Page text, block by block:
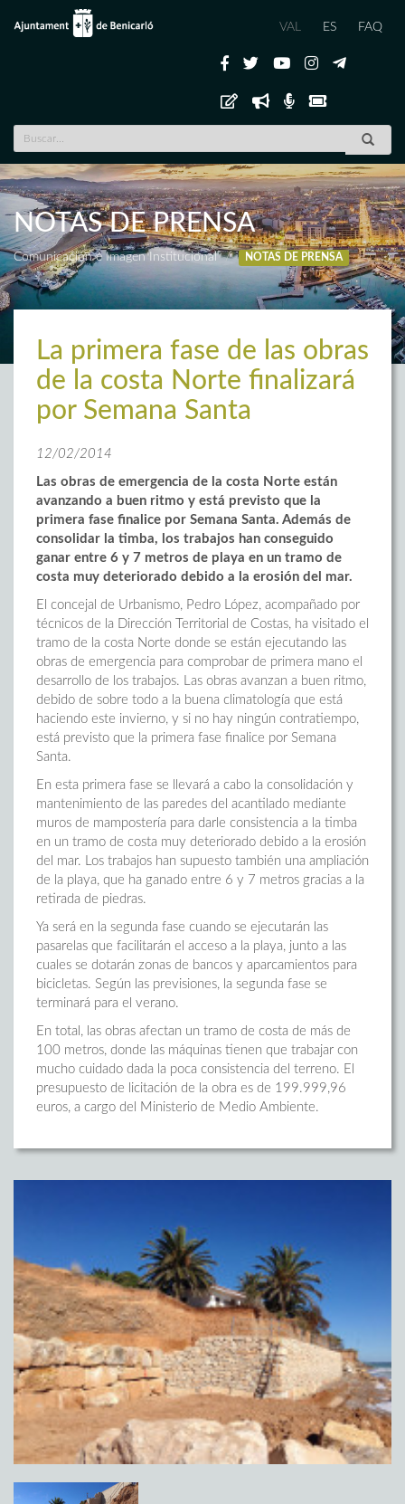
VAL ES FAQ
NOTAS DE PRENSA
Comunicación e Imagen Institucional NOTAS DE PRENSA
La primera fase de las obras
de la costa Norte finalizará
por Semana Santa
12/02/2014
Las obras de emergencia de la costa Norte están
avanzando a buen ritmo y está previsto que la
primera fase finalice por Semana Santa. Además de
consolidar la timba, los trabajos han conseguido
ganar entre 6 y 7 metros de playa en un tramo de
costa muy deteriorado debido a la erosión del mar.
El concejal de Urbanismo, Pedro López, acompañado por
técnicos de la Dirección Territorial de Costas, ha visitado el
tramo de la costa Norte donde se están ejecutando las
obras de emergencia para comprobar de primera mano el
desarrollo de los trabajos. Las obras avanzan a buen ritmo,
debido de sobre todo a la buena climatología que está
haciendo este invierno, y si no hay ningún contratiempo,
está previsto que la primera fase finalice por Semana
Santa.
En esta primera fase se llevará a cabo la consolidación y
mantenimiento de las paredes del acantilado mediante
muros de mampostería para darle consistencia a la timba
en un tramo de costa muy deteriorado debido a la erosión
del mar. Los trabajos han supuesto también una ampliación
de la playa, que ha ganado entre 6 y 7 metros gracias a la
retirada de piedras.
Ya será en la segunda fase cuando se ejecutarán las
pasarelas que facilitarán el acceso a la playa, junto a las
cuales se dotarán zonas de bancos y aparcamientos para
bicicletas. Según las previsiones, la segunda fase se
terminará para el verano.
En total, las obras afectan un tramo de costa de más de
100 metros, donde las máquinas tienen que trabajar con
mucho cuidado dada la poca consistencia del terreno. El
presupuesto de licitación de la obra es de 199.999,96
euros, a cargo del Ministerio de Medio Ambiente.